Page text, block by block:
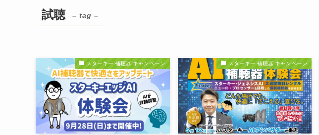
試聴 – tag –
スターキー 補聴器 キャンペーン スターキー 補聴器 キャンペーン